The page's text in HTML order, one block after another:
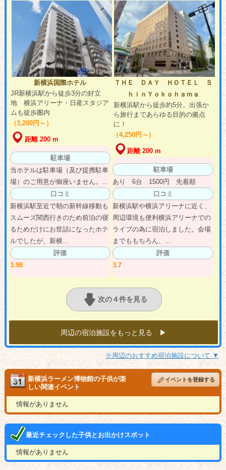
新横浜国際ホテル
JR新横浜駅から徒歩3分の好立
地 横浜アリーナ・日産スタジア
ムも徒歩圏内
（3,200円～）
距離 200 m
駐車場
当ホテルは駐車場（及び提携駐車
場）のご用意が御座いません。...
口コミ
新横浜駅至近で朝の新幹線移動も
スムーズ関西行きのため前泊の寝
るためだけにお世話になったホテ
ルでしたが、新横...
評価
3.98
ＴＨＥ ＤＡＹ ＨＯＴＥＬ Ｓ
ｈｉｎＹｏｋｏｈａｍａ
新横浜駅から徒歩約5分。出張か
ら旅行まであらゆる目的の拠点
に！
（4,250円～）
距離 200 m
駐車場
あり 6台 1500円 先着順
口コミ
新横浜駅や横浜アリーナに近く、
周辺環境も便利横浜アリーナでの
ライブの為に宿泊しました。会場
までももちろん、...
評価
3.7
次の４件を見る
周辺の宿泊施設をもっと見る ▶︎
※周辺のおすすめ宿泊施設について ▼
新横浜ラーメン博物館の子供が楽
しい関連イベント
イベントを登録する
情報がありません
最近チェックした子供とお出かけスポット
情報がありません